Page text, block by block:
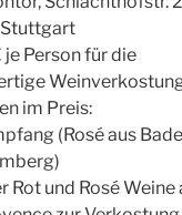
je Person für die
im Preis:
(Rosé aus
Rot und Rosé Weine